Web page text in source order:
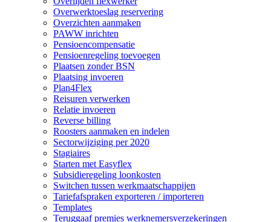
Overwerktoeslag reservering
Overzichten aanmaken
PAWW inrichten
Pensioencompensatie
Pensioenregeling toevoegen
Plaatsen zonder BSN
Plaatsing invoeren
Plan4Flex
Reisuren verwerken
Relatie invoeren
Reverse billing
Roosters aanmaken en indelen
Sectorwijziging per 2020
Stagiaires
Starten met Easyflex
Subsidieregeling loonkosten
Switchen tussen werkmaatschappijen
Tariefafspraken exporteren / importeren
Templates
Teruggaaf premies werknemersverzekeringen